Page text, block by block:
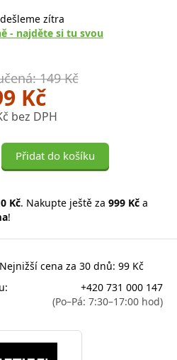
zítra
- najděte si tu svou
149 Kč
Kč
bez DPH
Přidat do košíku
0 Kč. Nakupte ještě za 999 Kč a
!
Nejnižší cena za 30 dnů: 99 Kč
+420 731 000 147
(Po–Pá: 7:30–17:00 hod)